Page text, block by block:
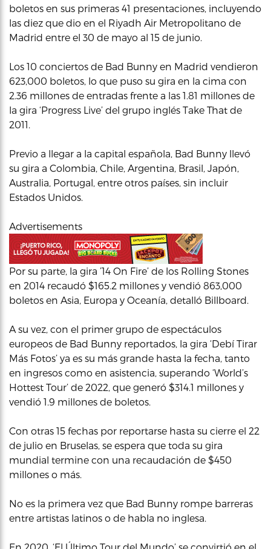
boletos en sus primeras 41 presentaciones, incluyendo
las diez que dio en el Riyadh Air Metropolitano de
Madrid entre el 30 de mayo al 15 de junio.
Los 10 conciertos de Bad Bunny en Madrid vendieron
623,000 boletos, lo que puso su gira en la cima con
2.36 millones de entradas frente a las 1.81 millones de
la gira ‘Progress Live’ del grupo inglés Take That de
2011.
Previo a llegar a la capital española, Bad Bunny llevó
su gira a Colombia, Chile, Argentina, Brasil, Japón,
Australia, Portugal, entre otros países, sin incluir
Estados Unidos.
Advertisements
Por su parte, la gira ’14 On Fire’ de los Rolling Stones
en 2014 recaudó $165.2 millones y vendió 863,000
boletos en Asia, Europa y Oceanía, detalló Billboard.
A su vez, con el primer grupo de espectáculos
europeos de Bad Bunny reportados, la gira ‘Debí Tirar
Más Fotos’ ya es su más grande hasta la fecha, tanto
en ingresos como en asistencia, superando ‘World’s
Hottest Tour’ de 2022, que generó $314.1 millones y
vendió 1.9 millones de boletos.
Con otras 15 fechas por reportarse hasta su cierre el 22
de julio en Bruselas, se espera que toda su gira
mundial termine con una recaudación de $450
millones o más.
No es la primera vez que Bad Bunny rompe barreras
entre artistas latinos o de habla no inglesa.